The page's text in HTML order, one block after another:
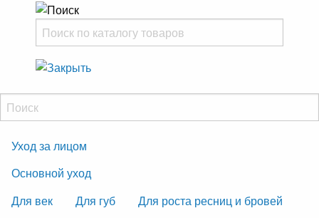
Уход за лицом
Основной уход
Для век
Для губ
Для роста ресниц и бровей